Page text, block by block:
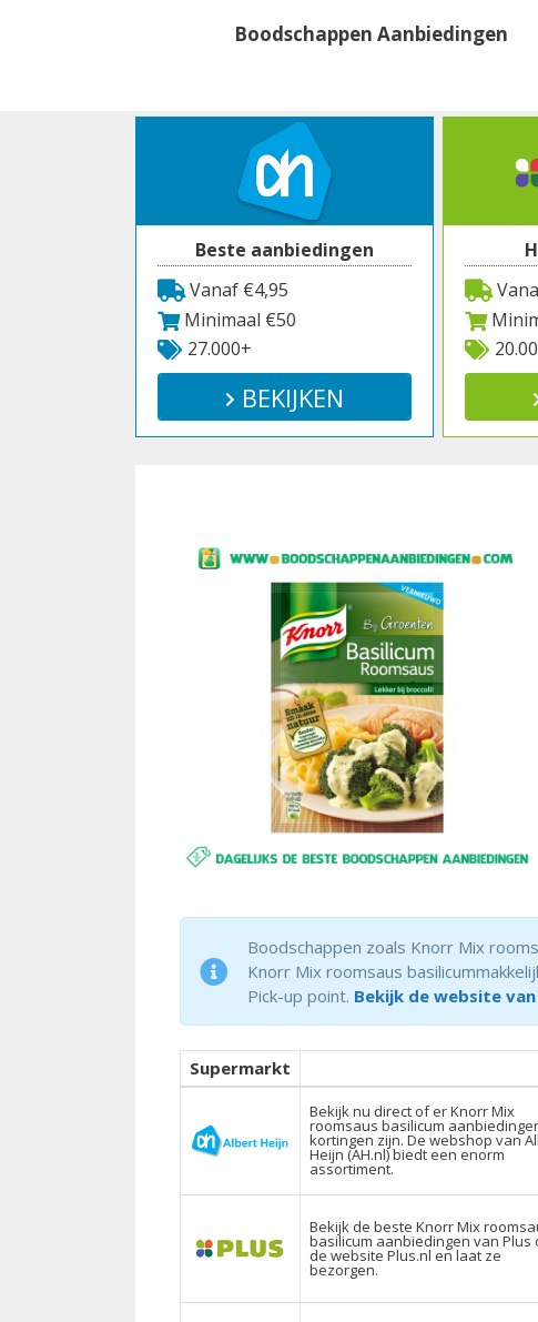
Boodschappen Aanbiedingen
Beste aanbiedingen
Vanaf €4,95
Minimaal €50
27.000+
BEKIJKEN
Boodschappen zoals Knorr Mix
Knorr Mix roomsaus
Pick-up point. Bekijk de website
Supermarkt
Bekijk nu direct of er Knorr Mix
roomsaus basilicum
kortingen zijn. De webshop van
Heijn (AH.nl) biedt een enorm
assortiment.
Bekijk de beste Knorr Mix
basilicum aanbiedingen van Plus
de website Plus.nl en laat ze
bezorgen.